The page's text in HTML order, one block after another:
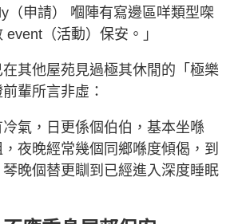
（申請） 嗰陣有寫邊區咩類型㗎
（活動）保安。」
其他屋苑見過極其休閒的「極樂
輩所言非虛：
冷氣，日更係個伯伯，基本坐喺
夜晚經常幾個同鄉喺度傾偈，到
晚個替更瞓到已經進入深度睡眠